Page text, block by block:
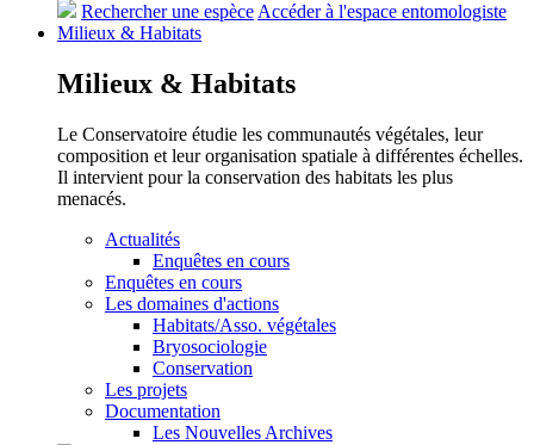
Rechercher une espèce Accéder à l'espace entomologiste
Milieux & Habitats
Milieux & Habitats
Le Conservatoire étudie les communautés végétales, leur
composition et leur organisation spatiale à différentes échelles.
Il intervient pour la conservation des habitats les plus
menacés.
Actualités
Enquêtes en cours
Enquêtes en cours
Les domaines d'actions
Habitats/Asso. végétales
Bryosociologie
Conservation
Les projets
Documentation
Les Nouvelles Archives